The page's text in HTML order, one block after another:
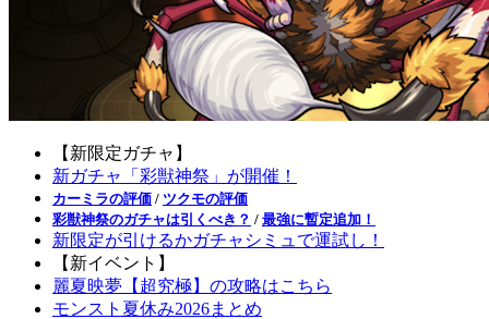
【新限定ガチャ】
新ガチャ「彩獣神祭」が開催！
カーミラの評価 / ツクモの評価
彩獣神祭のガチャは引くべき？ / 最強に暫定追加！
新限定が引けるかガチャシミュで運試し！
【新イベント】
麗夏映夢【超究極】の攻略はこちら
モンスト夏休み2026まとめ